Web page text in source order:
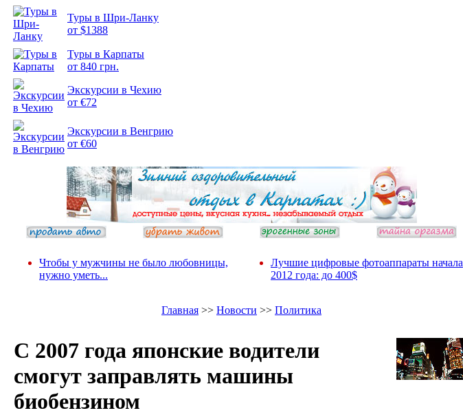
Туры в Шри-Ланку
от $1388
Туры в Карпаты
от 840 грн.
Экскурсии в Чехию
от €72
Экскурсии в Венгрию
от €60
Чтобы у мужчины не было любовницы,
нужно уметь...
Лучшие цифровые фотоаппараты начала
2012 года: до 400$
Главная >> Новости >> Политика
С 2007 года японские водители
смогут заправлять машины
биобензином